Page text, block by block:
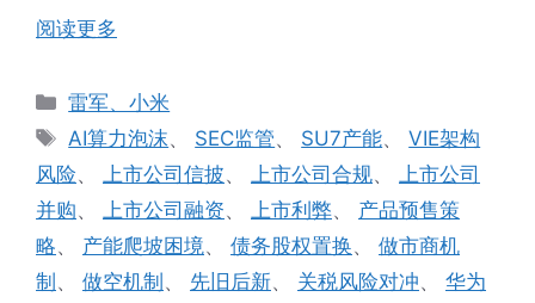
阅读更多
分
类
雷军、小米
标
签
AI算力泡沫、 SEC监管、 SU7产能、VIE架构
风险、 上市公司信披、 上市公司合规、
上市公司
并购、 上市公司融资、 上市利弊、 产品预售策
略、 产能爬坡困境、 债务股权置换、 做市商机
制、 做空机制、 先旧后新、 关税风险对冲、 华为